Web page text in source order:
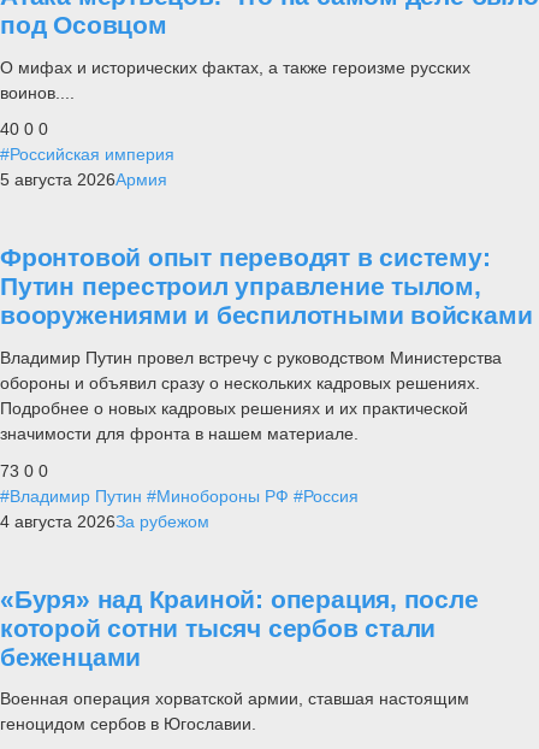
под Осовцом
О мифах и исторических фактах, а также героизме русских
воинов....
40 0 0
#Российская империя
5 августа 2026Армия
Фронтовой опыт переводят в систему:
Путин перестроил управление тылом,
вооружениями и беспилотными войсками
Владимир Путин провел встречу с руководством Министерства
обороны и объявил сразу о нескольких кадровых решениях.
Подробнее о новых кадровых решениях и их практической
значимости для фронта в нашем материале.
73 0 0
#Владимир Путин #Минобороны РФ #Россия
4 августа 2026За рубежом
«Буря» над Краиной: операция, после
которой сотни тысяч сербов стали
беженцами
Военная операция хорватской армии, ставшая настоящим
геноцидом сербов в Югославии.